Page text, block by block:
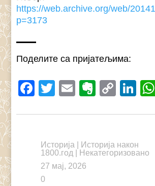
https://web.archive.org/web/
p=3173
Поделите са пријатељима:
Facebook
Twitter
EmailEvernote
Copy
Историја
Историја након
1800.год
Некатегоризовано
27 мај, 2026
0